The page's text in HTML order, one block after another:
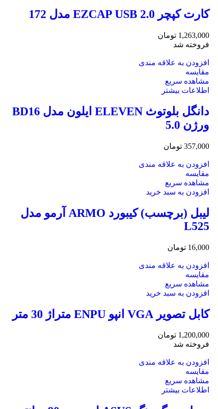
کارت کپچر EZCAP USB 2.0 مدل 172
1,263,000 تومان
فروخته شد
افزودن به علاقه مندی
مقایسه
مشاهده سریع
اطلاعات بیشتر
دانگل بلوتوث ELEVEN ایلون مدل BD16
ورژن 5.0
357,000 تومان
افزودن به علاقه مندی
مقایسه
مشاهده سریع
افزودن به سبد خرید
لیبل (برچسب) کیبورد ARMO آرمو مدل
L525
16,000 تومان
افزودن به علاقه مندی
مقایسه
مشاهده سریع
افزودن به سبد خرید
کابل تصویر VGA انپو ENPU متراژ 30 متر
1,200,000 تومان
فروخته شد
افزودن به علاقه مندی
مقایسه
مشاهده سریع
اطلاعات بیشتر